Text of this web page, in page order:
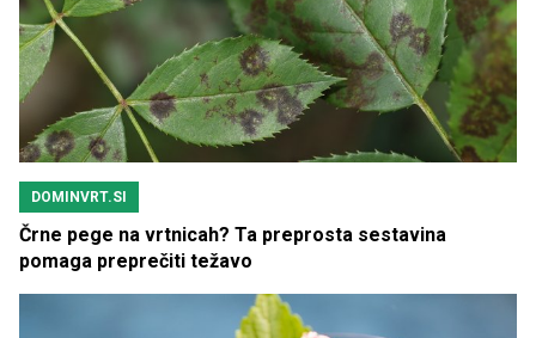
DOMINVRT.SI
Črne pege na vrtnicah? Ta preprosta sestavina
pomaga preprečiti težavo